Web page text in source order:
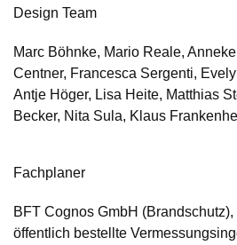
Design Team
Marc Böhnke, Mario Reale,
Centner, Francesca Sergenti,
Antje Höger, Lisa Heite, Matthias
Becker, Nita Sula, Klaus
Fachplaner
BFT Cognos GmbH
öffentlich bestellte